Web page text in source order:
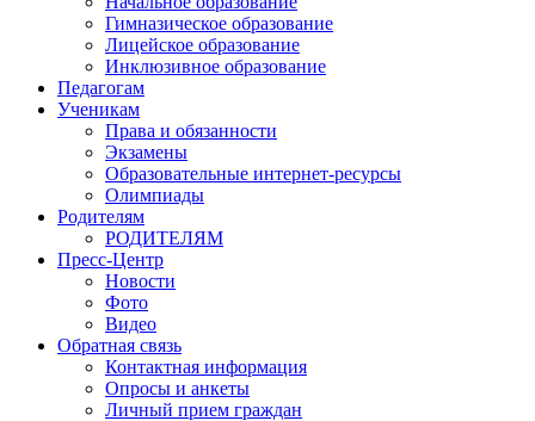
Гимназическое образование
Лицейское образование
Инклюзивное образование
Педагогам
Ученикам
Права и обязанности
Экзамены
Образовательные интернет-ресурсы
Олимпиады
Родителям
РОДИТЕЛЯМ
Пресс-Центр
Новости
Фото
Видео
Обратная связь
Контактная информация
Опросы и анкеты
Личный прием граждан